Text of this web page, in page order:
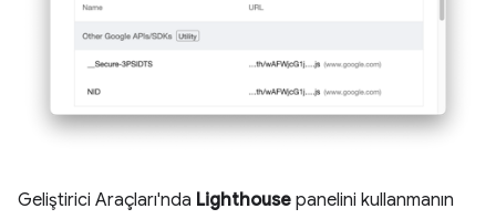
Geliştirici Araçları'nda Lighthouse panelini kullanmanın